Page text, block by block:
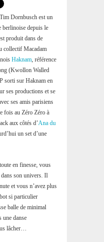
Dornbusch est un
berlinoise depuis le
produit dans de
collectif Macadam
Haknam, référence
(Kwollon Walled
sorti sur Haknam en
ses productions et se
ses amis parisiens
fois au Zéro Zéro à
aux côtés d’Ana du
un set d’une
en finesse, vous
son univers. Il
et vous n’avez plus
si particulier
balle de minimal
une danse
lâcher…